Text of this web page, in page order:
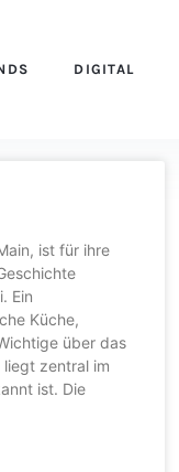
DIGITAL
ist für ihre
Ein
Küche,
über das
zentral im
ist. Die